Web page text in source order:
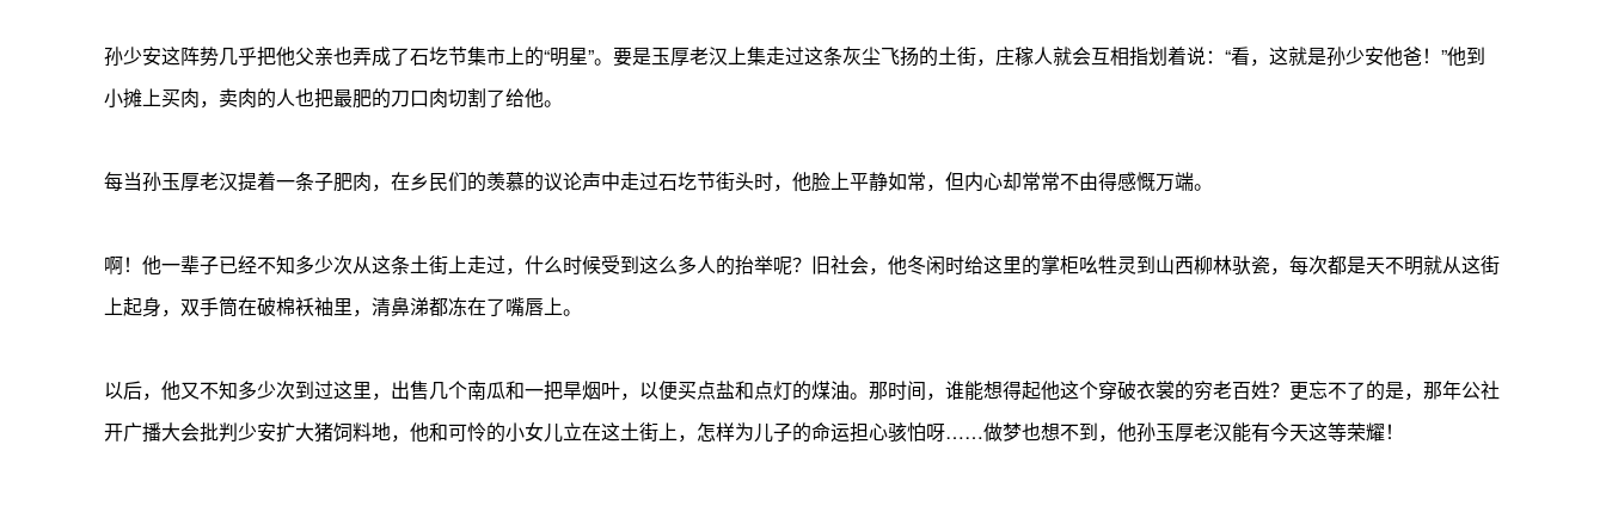
孙少安这阵势几乎把他父亲也弄成了石圪节集市上的“明星”。要是玉厚老汉上集走过这条灰尘飞扬的土街，庄稼人就会互相指划着说：“看，这就是孙少安他爸！”他到
小摊上买肉，卖肉的人也把最肥的刀口肉切割了给他。
每当孙玉厚老汉提着一条子肥肉，在乡民们的羡慕的议论声中走过石圪节街头时，他脸上平静如常，但内心却常常不由得感慨万端。
啊！他一辈子已经不知多少次从这条土街上走过，什么时候受到这么多人的抬举呢？旧社会，他冬闲时给这里的掌柜吆牲灵到山西柳林驮瓷，每次都是天不明就从这街
上起身，双手筒在破棉袄袖里，清鼻涕都冻在了嘴唇上。
以后，他又不知多少次到过这里，出售几个南瓜和一把旱烟叶，以便买点盐和点灯的煤油。那时间，谁能想得起他这个穿破衣裳的穷老百姓？更忘不了的是，那年公社
开广播大会批判少安扩大猪饲料地，他和可怜的小女儿立在这土街上，怎样为儿子的命运担心骇怕呀……做梦也想不到，他孙玉厚老汉能有今天这等荣耀！